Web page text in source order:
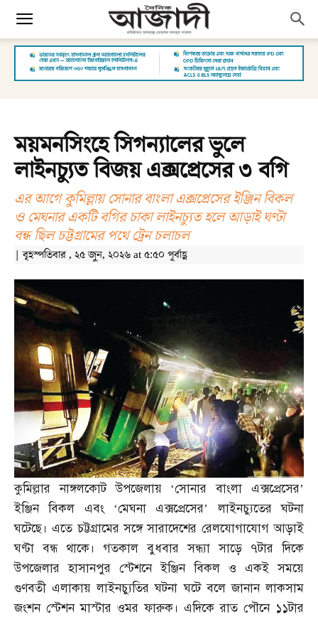
ময়মনসিংহে সিগন্যালের ভুলে
লাইনচ্যুত বিজয় এক্সপ্রেসের ৩ বগি
এর আগে কুমিল্লায় সোনার বাংলা এক্সপ্রেসের ইঞ্জিন বিকল
ও মেঘনার একটি বগির চাকা লাইনচ্যুত হলে আড়াই ঘণ্টা
বন্ধ ছিল চট্টগ্রামের পথে ট্রেন চলাচল
| বৃহস্পতিবার , ২৫ জুন, ২০২৬ at ৫:৫০ পূর্বাহ্ণ
কুমিল্লার নাঙ্গলকোট উপজেলায় ‘সোনার বাংলা এক্সপ্রেসের’
ইঞ্জিন বিকল এবং ‘মেঘনা এক্সপ্রেসের’ লাইনচ্যুতের ঘটনা
ঘটেছে। এতে চট্টগ্রামের সঙ্গে সারাদেশের রেলযোগাযোগ আড়াই
ঘণ্টা বন্ধ থাকে। গতকাল বুধবার সন্ধ্যা সাড়ে ৭টার দিকে
উপজেলার হাসানপুর স্টেশনে ইঞ্জিন বিকল ও একই সময়ে
গুণবতী এলাকায় লাইনচ্যুতির ঘটনা ঘটে বলে জানান লাকসাম
জংশন স্টেশন মাস্টার ওমর ফারুক। এদিকে রাত পৌনে ১১টার